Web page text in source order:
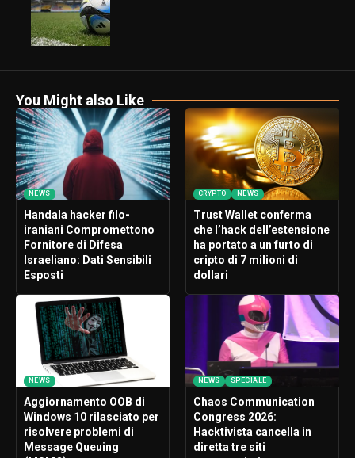
You Might also Like
NEWS
Handala hacker filo-
iraniani Compromettono
Fornitore di Difesa
Israeliano: Dati Sensibili
Esposti
CRYPTO NEWS
Trust Wallet conferma
che l’hack dell’estensione
ha portato a un furto di
cripto di 7 milioni di
dollari
NEWS
Aggiornamento OOB di
Windows 10 rilasciato per
risolvere problemi di
Message Queuing
NEWS SPECIALE
Chaos Communication
Congress 2026:
Hacktivista cancella in
diretta tre siti